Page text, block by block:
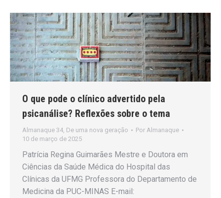
O que pode o clínico advertido pela
psicanálise? Reflexões sobre o tema
Almanaque 34 De uma nova geração Por Almanaque
10 de março de 2025
Patrícia Regina Guimarães Mestre e Doutora em
Ciências da Saúde Médica do Hospital das
Clínicas da UFMG Professora do Departamento de
Medicina da PUC-MINAS E-mail: